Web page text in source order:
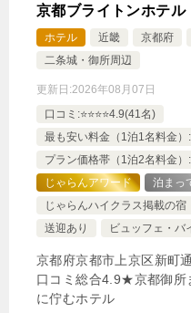
【全室禁煙/バスタブ付
ックス）
じゃら
京都ブライトンホテル
ホテル 近畿 京都府
二条城・御所周辺
更新日:2026年08月07日
口コミ:⭐️⭐️⭐️⭐️4.9(41名)
最も安い料金（1泊1名料金）
プラン価格帯（1泊2名料金
じゃらんアワード
泊まっ
じゃらんハイクラス掲載の宿
送迎あり
ビュッフェ・バ
京都府京都市上京区新町
口コミ総合4.9★京都御所
に佇むホテル